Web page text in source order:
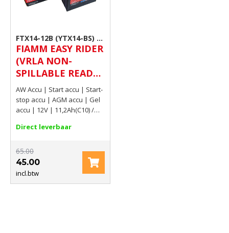
FTX14-12B (YTX14-BS) |
Start-stop accu
FIAMM EASY RIDER
(VRLA NON-
SPILLABLE READY
TO USE BATTERY)
12V 11,2Ah(C10) /
14Ah(C20) 190 AMP
CCA EN
AW Accu | Start accu | Start-
stop accu | AGM accu | Gel
accu | 12V | 11,2Ah(C10) /
Direct leverbaar
65.00
45.00
incl.btw